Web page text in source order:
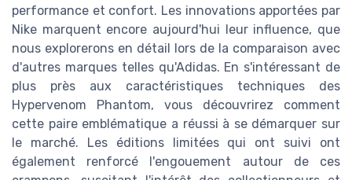
performance et confort. Les innovations apportées par
Nike marquent encore aujourd'hui leur influence, que
nous explorerons en détail lors de la comparaison avec
d'autres marques telles qu'Adidas. En s'intéressant de
plus près aux caractéristiques techniques des
Hypervenom Phantom, vous découvrirez comment
cette paire emblématique a réussi à se démarquer sur
le marché. Les éditions limitées qui ont suivi ont
également renforcé l'engouement autour de ces